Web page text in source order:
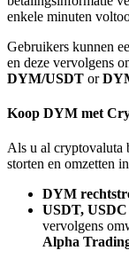
Bitrue
Tot 65%
enkele minuten
Gebruikers kunnen
en deze vervolgens
DYM/USDT or
Koop DYM met
Als u al cryptovaluta
storten en omzetten
DYM
USDT, USDC
vervolgens
Alpha